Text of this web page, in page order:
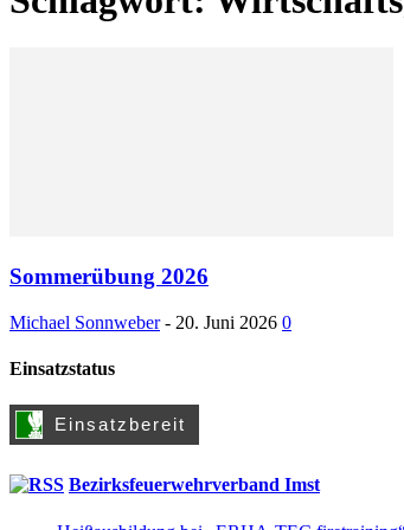
Sommerübung 2026
Michael Sonnweber - 20. Juni 2026 0
Einsatzstatus
Bezirksfeuerwehrverband Imst